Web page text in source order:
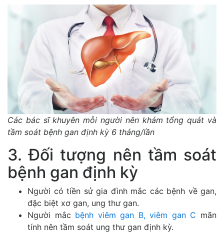
Các bác sĩ khuyên mỗi người nên khám tổng quát và
tầm soát bệnh gan định kỳ 6 tháng/lần
3. Đối tượng nên tầm soát
bệnh gan định kỳ
Người có tiền sử gia đình mắc các bệnh về gan,
đặc biệt xơ gan, ung thư gan.
Người mắc bệnh viêm gan B, viêm gan C mãn
tính nên tầm soát ung thư gan định kỳ.